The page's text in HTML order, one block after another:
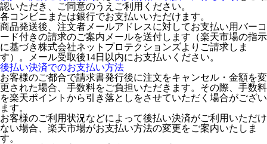
認いただき、ご同意のうえご利用ください。
各コンビニまたは銀行でお支払いいただけます。
商品発送後、注文者メールアドレスに対してお支払い用バーコ
ード付きの請求のご案内メールを送付します（楽天市場の指示
に基づき株式会社ネットプロテクションズよりご請求しま
す）。メール受取後14日以内にお支払いください。
後払い決済でのお支払い方法
お客様のご都合で請求書発行後に注文をキャンセル・金額を変
更された場合、手数料をご負担いただきます。その際、手数料
を楽天ポイントから引き落としをさせていただく場合がござい
ます。
お客様のご利用状況などによって後払い決済がご利用いただけ
ない場合、楽天市場がお支払い方法の変更をご案内いたしま
す。